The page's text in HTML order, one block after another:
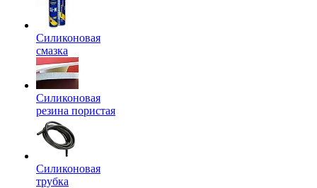
Силиконовая
смазка
Силиконовая
резина пористая
Силиконовая
трубка